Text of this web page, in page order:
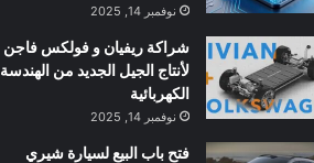
نوفمبر 14, 2025
شراكة ريفيان و فولكس فاجن
لأنتاج الجيل الجديد من الهندسة
الكهربائية
نوفمبر 14, 2025
فتح باب البيع لسيارة شيري